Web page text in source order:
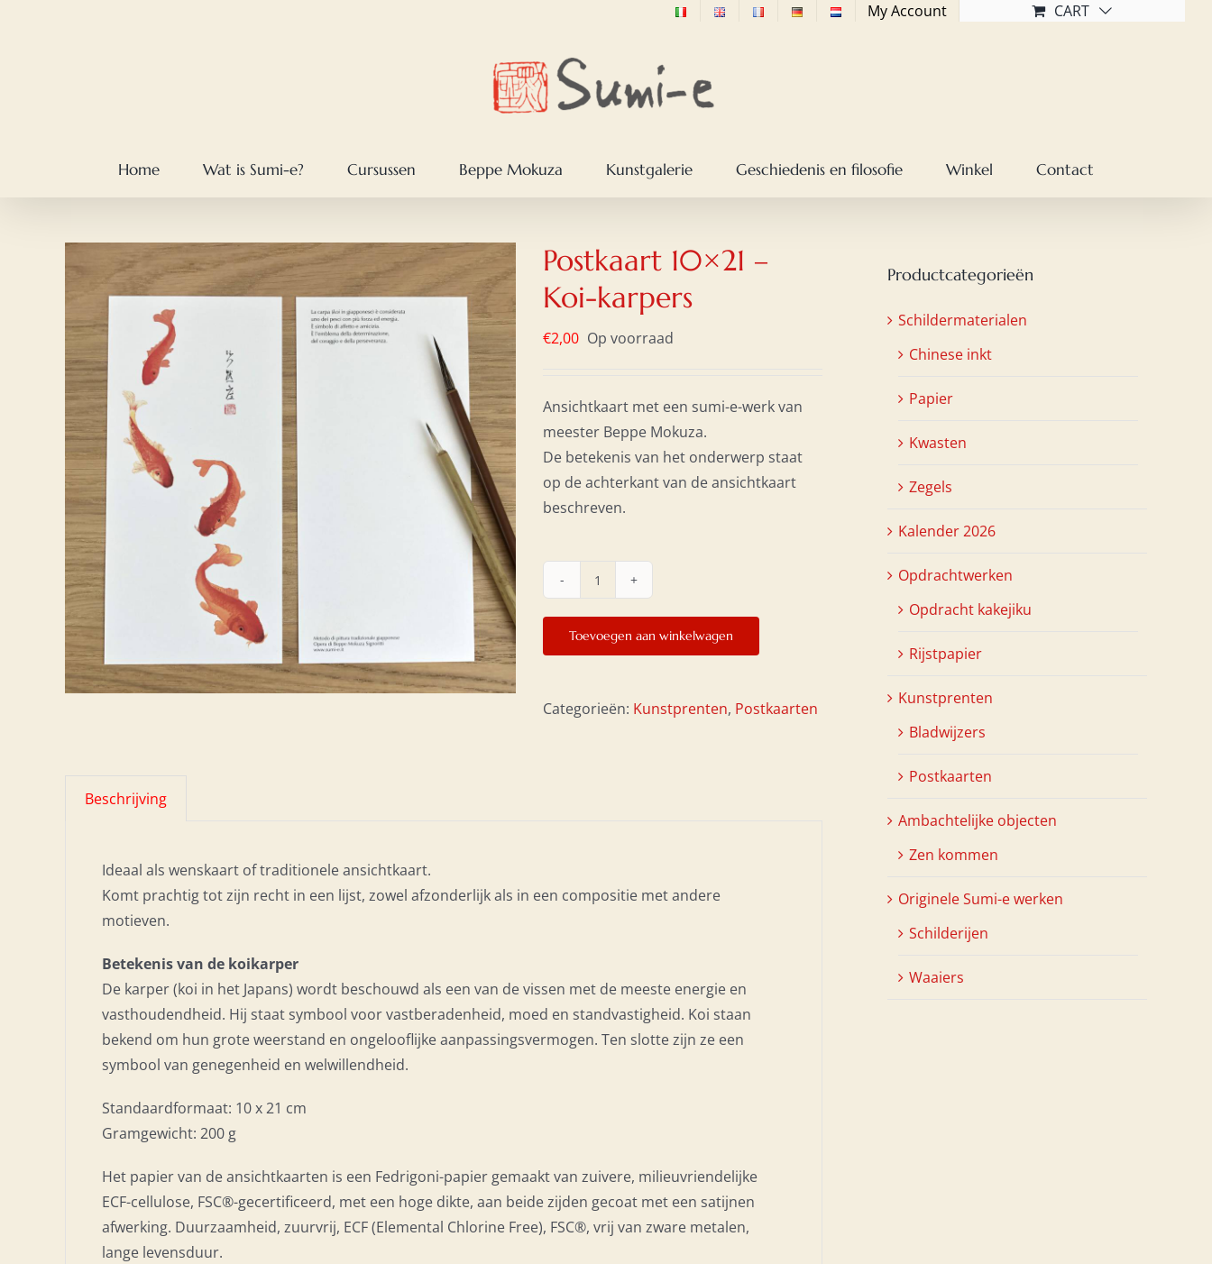
My Account CART
Home Wat is Sumi-e? Cursussen Beppe Mokuza Kunstgalerie Geschiedenis en filosofie Winkel Contact
Postkaart 10×21 –
Koi-karpers
€2,00 Op voorraad
Ansichtkaart met een sumi-e-werk van
meester Beppe Mokuza.
De betekenis van het onderwerp staat
op de achterkant van de ansichtkaart
beschreven.
Postkaart
10x21
-
aantal
Toevoegen aan winkelwagen
Categorieën: Kunstprenten, Postkaarten
Beschrijving
Ideaal als wenskaart of traditionele ansichtkaart.
Komt prachtig tot zijn recht in een lijst, zowel afzonderlijk als in een compositie met andere
motieven.
Betekenis van de koikarper
De karper (koi in het Japans) wordt beschouwd als een van de vissen met de meeste energie en
vasthoudendheid. Hij staat symbool voor vastberadenheid, moed en standvastigheid. Koi staan
bekend om hun grote weerstand en ongelooflijke aanpassingsvermogen. Ten slotte zijn ze een
symbool van genegenheid en welwillendheid.
Standaardformaat: 10 x 21 cm
Gramgewicht: 200 g
Het papier van de ansichtkaarten is een Fedrigoni-papier gemaakt van zuivere, milieuvriendelijke
ECF-cellulose, FSC®-gecertificeerd, met een hoge dikte, aan beide zijden gecoat met een satijnen
afwerking. Duurzaamheid, zuurvrij, ECF (Elemental Chlorine Free), FSC®, vrij van zware metalen,
lange levensduur.
Productcategorieën
Schildermaterialen
Chinese inkt
Papier
Kwasten
Zegels
Kalender 2026
Opdrachtwerken
Opdracht kakejiku
Rijstpapier
Kunstprenten
Bladwijzers
Postkaarten
Ambachtelijke objecten
Zen kommen
Originele Sumi-e werken
Schilderijen
Waaiers